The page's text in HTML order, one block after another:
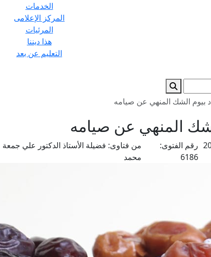
الخدمات
المركز الإعلامى
المرئيات
هذا ديننا
التعليم عن بعد
بيوم الشك المنهي عن صيامه
المنهي عن صيامه
2007 رقم الفتوى:
6186
من فتاوى: فضيلة الأستاذ الدكتور علي جمعة
محمد